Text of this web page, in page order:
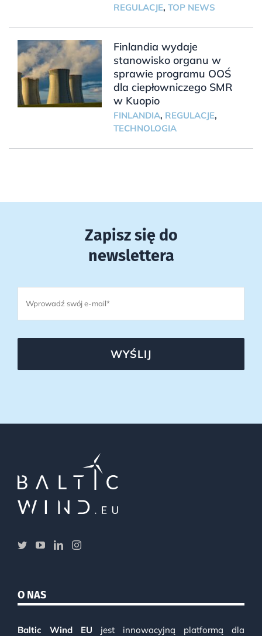
REGULACJE, TOP NEWS
Finlandia wydaje
stanowisko organu w
sprawie programu OOŚ
dla ciepłowniczego SMR
w Kuopio
FINLANDIA, REGULACJE,
TECHNOLOGIA
Zapisz się do
newslettera
WYŚLIJ
O NAS
Baltic Wind EU jest innowacyjną platformą dla